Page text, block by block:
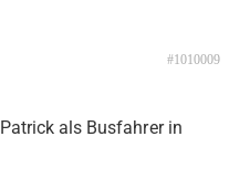
#1010009
als Busfahrer in